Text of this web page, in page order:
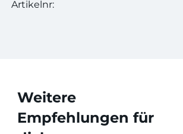
Artikelnr:
Weitere
Empfehlungen für